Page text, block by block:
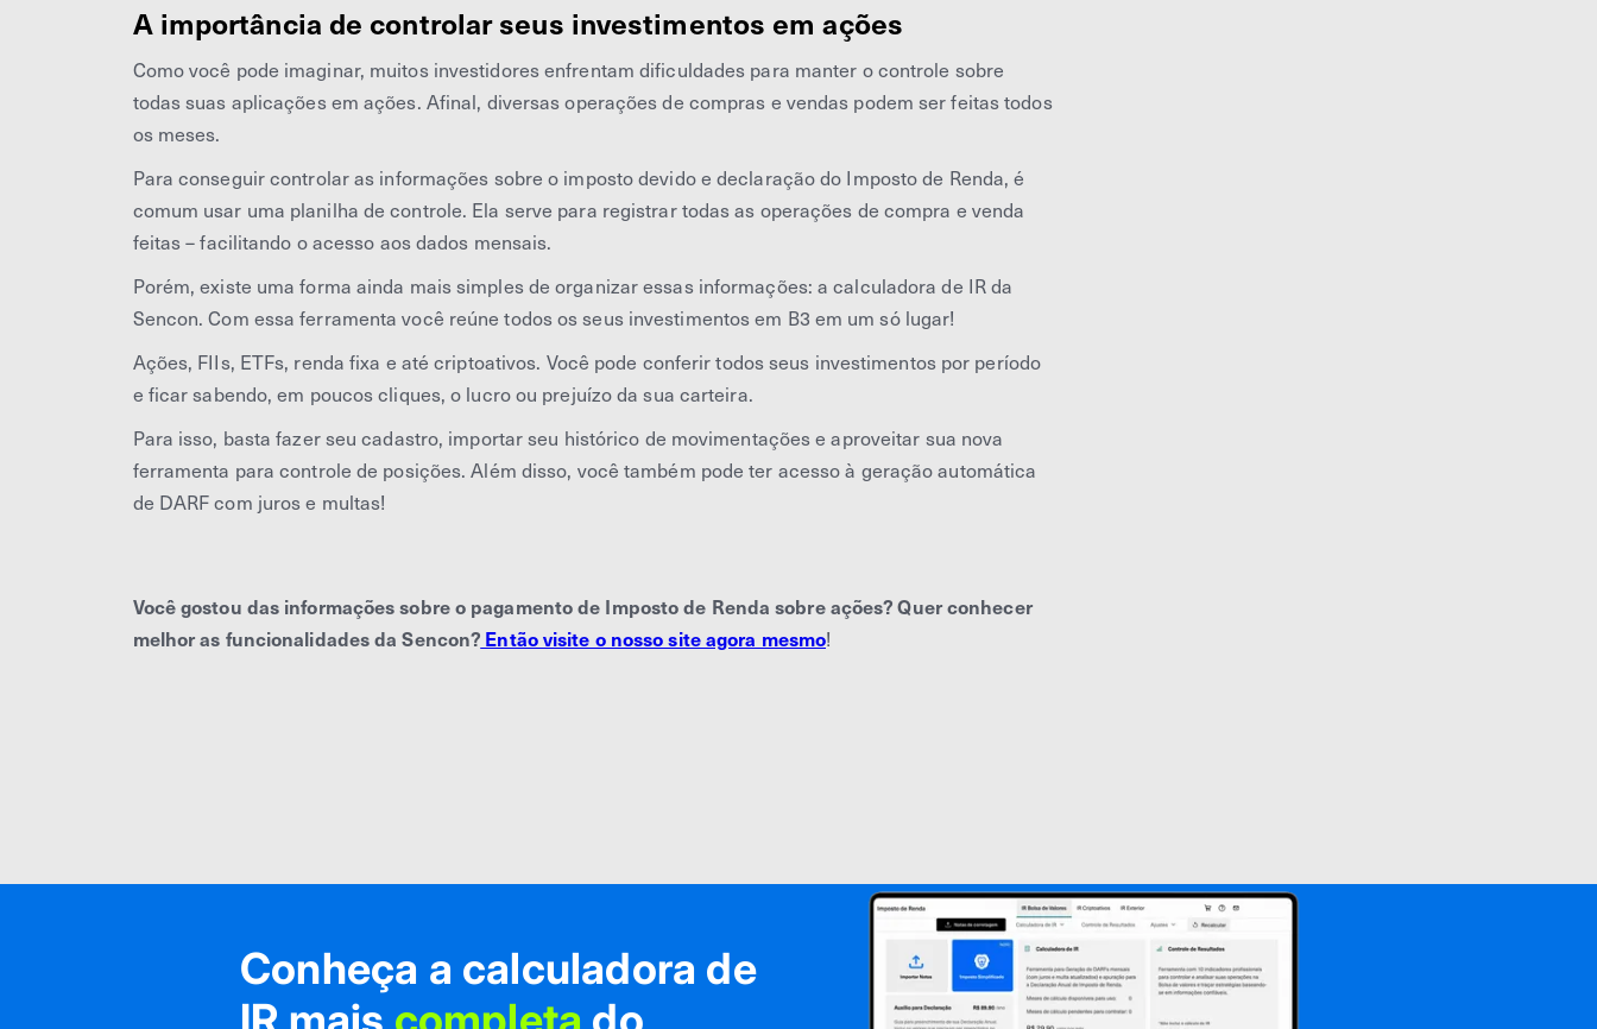
A importância de controlar seus investimentos em ações
Como você pode imaginar, muitos investidores enfrentam dificuldades para manter o controle sobre
todas suas aplicações em ações. Afinal, diversas operações de compras e vendas podem ser feitas todos
os meses.
Para conseguir controlar as informações sobre o imposto devido e declaração do Imposto de Renda, é
comum usar uma planilha de controle. Ela serve para registrar todas as operações de compra e venda
feitas – facilitando o acesso aos dados mensais.
Porém, existe uma forma ainda mais simples de organizar essas informações: a calculadora de IR da
Sencon. Com essa ferramenta você reúne todos os seus investimentos em B3 em um só lugar!
Ações, FIIs, ETFs, renda fixa e até criptoativos. Você pode conferir todos seus investimentos por período
e ficar sabendo, em poucos cliques, o lucro ou prejuízo da sua carteira.
Para isso, basta fazer seu cadastro, importar seu histórico de movimentações e aproveitar sua nova
ferramenta para controle de posições. Além disso, você também pode ter acesso à geração automática
de DARF com juros e multas!
Você gostou das informações sobre o pagamento de Imposto de Renda sobre ações? Quer conhecer
melhor as funcionalidades da Sencon? Então visite o nosso site agora mesmo!
Conheça a calculadora de